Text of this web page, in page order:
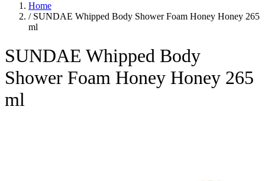
Home
/ SUNDAE Whipped Body Shower Foam Honey Honey 265
ml
SUNDAE Whipped Body
Shower Foam Honey Honey 265
ml